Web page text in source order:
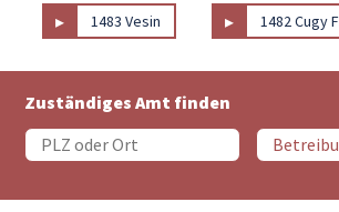
▸ 1483 Vesin ▸ 1482 Cugy
Zuständiges Amt finden